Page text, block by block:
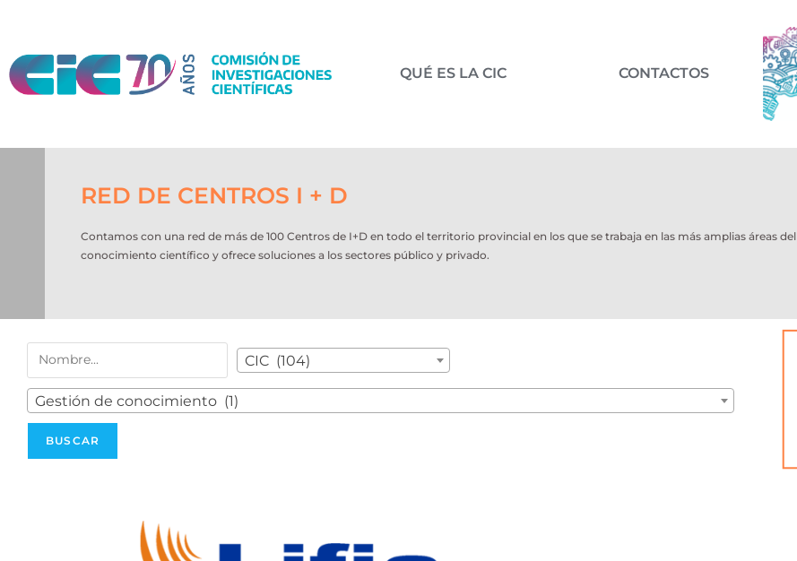
QUÉ ES LA CIC CONTACTOS
RED DE CENTROS I + D
Contamos con una red de más de 100 Centros de I+D en todo el territorio provincial en los que se trabaja en las más amplias áreas del
conocimiento científico y ofrece soluciones a los sectores público y privado.
CIC (104)
Gestión de conocimiento (1)